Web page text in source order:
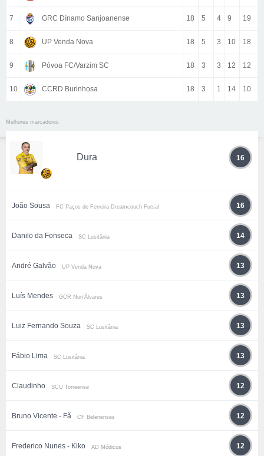
7 GRC Dínamo Sanjoanense 18 5 4 9 19
8 UP Venda Nova 18 5 3 10 18
9 Póvoa FC/Varzim SC 18 3 3 12 12
10 CCRD Burinhosa 18 3 1 14 10
Melhores marcadores
Dura 16
João Sousa FC Paços de Ferreira Dreamcouch Futsal 16
Danilo da Fonseca SC Lusitânia 14
André Galvão UP Venda Nova 13
Luís Mendes GCR Nun’Álvares 13
Luiz Fernando Souza SC Lusitânia 13
Fábio Lima SC Lusitânia 13
Claudinho SCU Torreense 12
Bruno Vicente - Fã CF Belenenses 12
Frederico Nunes - Kiko AD Módicus 12